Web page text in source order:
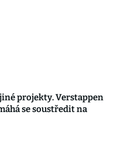
projekty. Verstappen
se soustředit na